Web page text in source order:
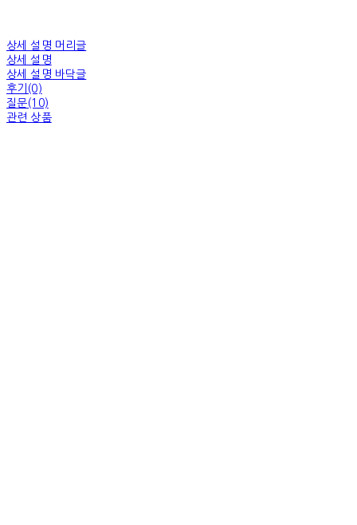
상세 설명 머리글
상세 설명
상세 설명 바닥글
후기(0)
질문(10)
관련 상품